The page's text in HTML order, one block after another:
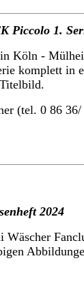
Piccolo 1.
Köln -
komplett in
(tel. 0 86
2024
Wäscher